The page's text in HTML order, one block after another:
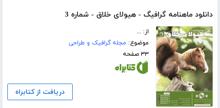
دانلود ماهنامه گرافیگ - هیولای خلاق - شماره 3
از: ...
موضوع: مجله گرافیک و طراحی
۳۳ صفحه
دریافت از کتابراه